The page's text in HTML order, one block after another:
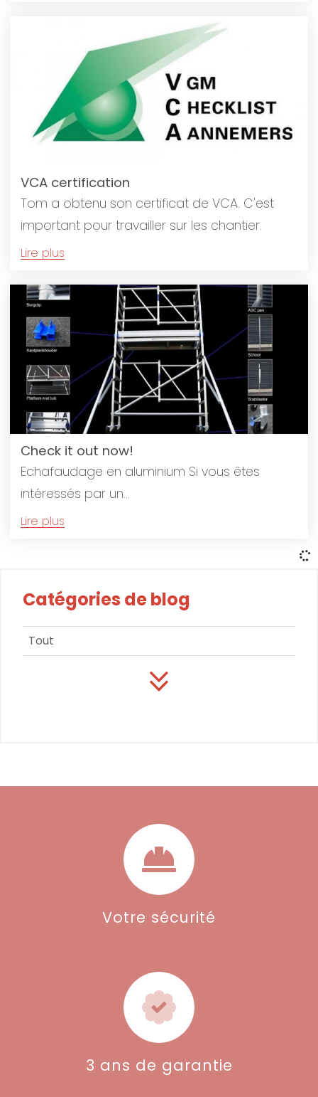
Catégories de blog
Tout
VCA certification
Tom a obtenu son certificat de VCA. C'est
important pour travailler sur les chantier.
Lire plus
Check it out now!
Echafaudage en aluminium Si vous êtes
intéressés par un...
Lire plus
Votre sécurité
3 ans de garantie